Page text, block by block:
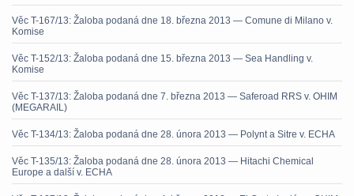
Věc T-167/13: Žaloba podaná dne 18. března 2013 — Comune di Milano v.
Komise
Věc T-152/13: Žaloba podaná dne 15. března 2013 — Sea Handling v.
Komise
Věc T-137/13: Žaloba podaná dne 7. března 2013 — Saferoad RRS v. OHIM
(MEGARAIL)
Věc T-134/13: Žaloba podaná dne 28. února 2013 — Polynt a Sitre v. ECHA
Věc T-135/13: Žaloba podaná dne 28. února 2013 — Hitachi Chemical
Europe a další v. ECHA